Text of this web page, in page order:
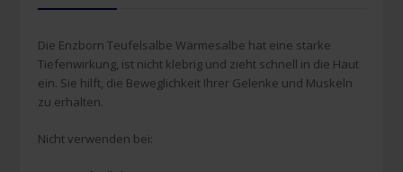
Die Enzborn Teufelsalbe Wärmesalbe hat eine starke
Tiefenwirkung, ist nicht klebrig und zieht schnell in die Haut
ein. Sie hilft, die Beweglichkeit Ihrer Gelenke und Muskeln
zu erhalten.
Nicht verwenden bei: